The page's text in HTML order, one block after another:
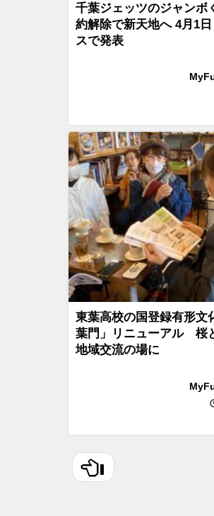
千葉ジェッツのジャンボ
約解除で新天地へ 4月1
スで発表
東葉高校の国登録有形文
葉門」リニューアル 桜
地域交流の場に